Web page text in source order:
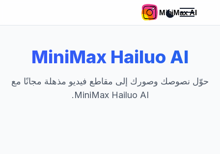
MiniMax Hailuo AI
حوّل نصوصك وصورك إلى مقاطع فيديو مذهلة مجانًا مع
MiniMax Hailuo AI.